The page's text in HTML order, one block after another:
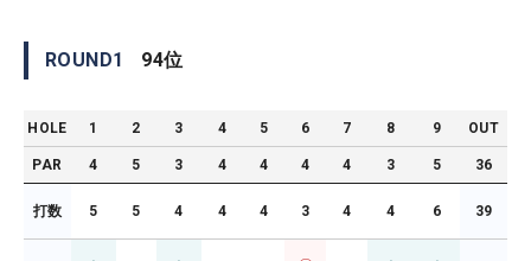
ROUND1 94位
HOLE 1 2 3 4 5 6 7 8 9 OUT
PAR 4 5 3 4 4 4 4 3 5 36
打数 5 5 4 4 4 3 4 4 6 39